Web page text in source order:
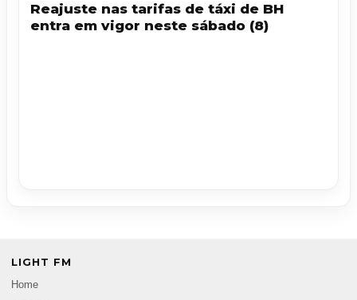
Reajuste nas tarifas de táxi de BH
entra em vigor neste sábado (8)
LIGHT FM
Home